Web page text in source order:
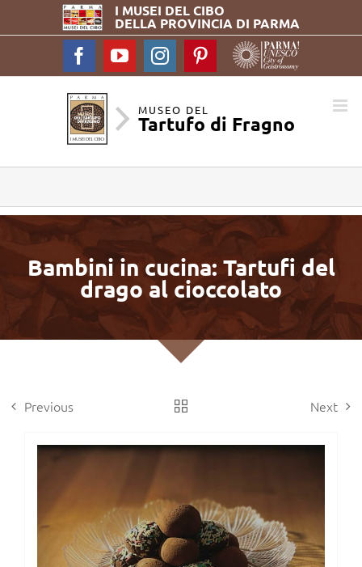
I MUSEI DELCIBO
DELLA PROVINCIA DI PARMA
FacebookYouTubeInstagramPinterest
MUSEO DEL
Tartufo di Fragno
Bambini in cucina: Tartufi del
drago al cioccolato
Previous Next
View
Larger
Image